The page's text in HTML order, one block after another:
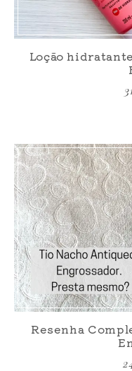
Loção
Resenha